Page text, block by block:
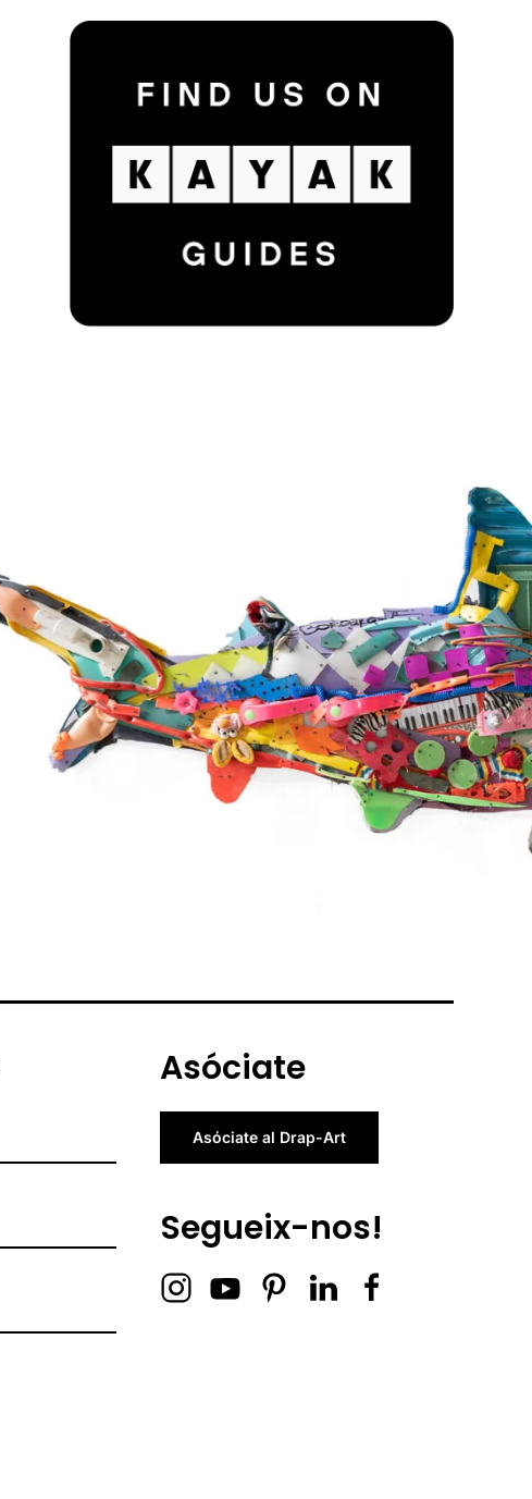
Asóciate
Asóciate al Drap-Art
Segueix-nos!